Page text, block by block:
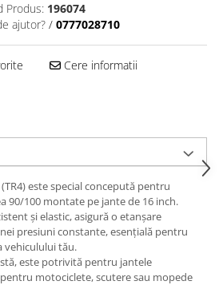
antipană
plata-
Produs: 196074
ajutor? / 0777028710
Cere informatii
este special concepută pentru
90/100 montate pe jante de 16 inch.
și elastic, asigură o etanșare
presiuni constante, esențială pentru
vehiculului tău.
este potrivită pentru jantele
motociclete, scutere sau mopede